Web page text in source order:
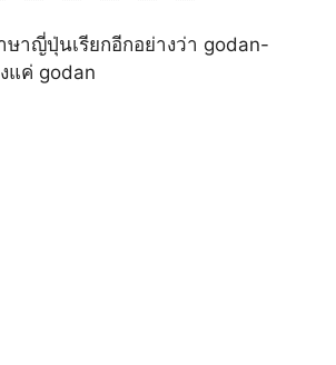
ษาญี่ปุ่นเรียกอีกอย่างว่า godan-
แค่ godan